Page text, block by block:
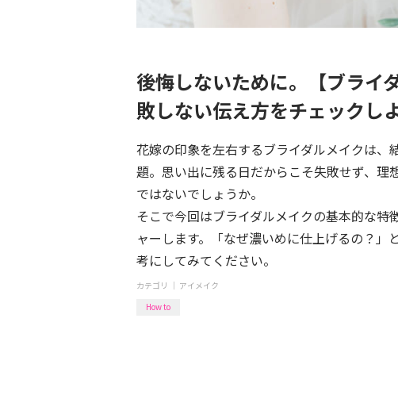
後悔しないために。【ブライ
敗しない伝え方をチェックし
花嫁の印象を左右するブライダルメイクは、
題。思い出に残る日だからこそ失敗せず、
ではないでしょうか。
そこで今回はブライダルメイクの基本的な
ャーします。「なぜ濃いめに仕上げるの？
考にしてみてください。
カテゴリ ｜ アイメイク
How to